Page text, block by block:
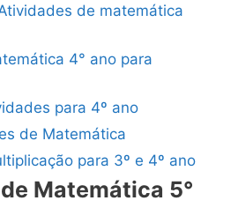
de matemática
4° ano para
para 4º ano
de Matemática
para 3º e 4º ano
Matemática 5°